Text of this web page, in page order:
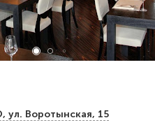
ул. Воротынская, 15